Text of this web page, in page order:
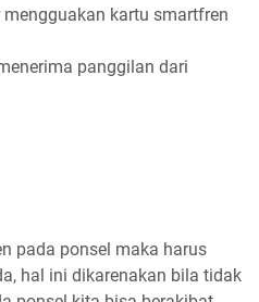
kartu smartfren
panggilan dari
pada ponsel maka harus
hal ini dikarenakan bila tidak